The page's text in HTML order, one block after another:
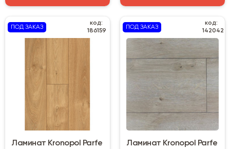
ПОД ЗАКАЗ
код:
186159
Ламинат Kronopol Parfe
ПОД ЗАКАЗ
код:
142042
Ламинат Kronopol Parfe